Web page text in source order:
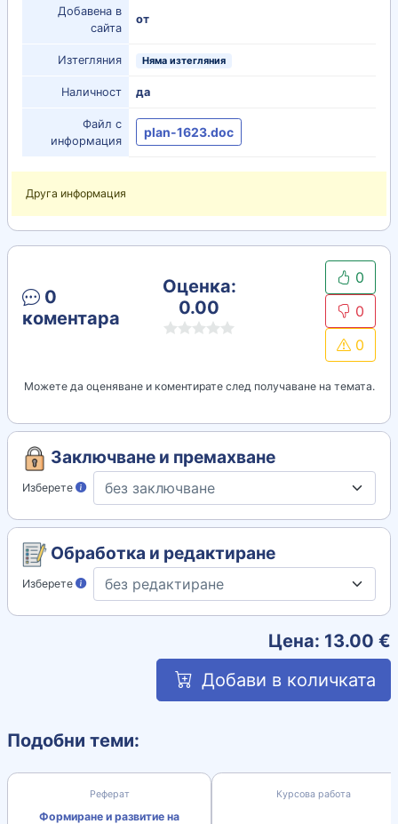
Добавена в
сайта
от
Изтегляния Няма изтегляния
Наличност да
Файл с
информация
plan-1623.doc
Друга информация
0
коментара
Оценка:
0.00
0
0
0
Можете да оценяване и коментирате след получаване на темата.
Заключване и премахване
Изберете
Обработка и редактиране
Изберете
Цена: 13.00 €
Добави в количката
Подобни теми:
Реферат
Формиране и развитие на
Курсова работа